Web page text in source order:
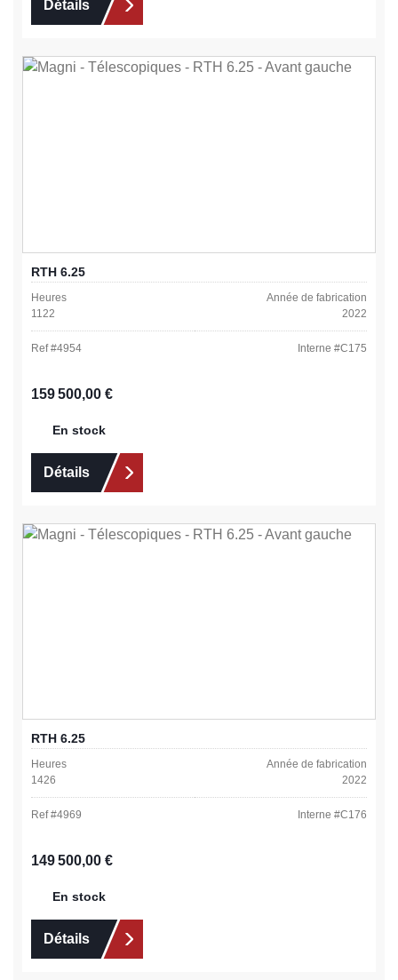
Détails
RTH 6.25
Heures
1122
Année de fabrication
2022
Ref #4954 Interne #C175
Prix régulier :
159 500,00 €
En stock
Détails
RTH 6.25
Heures
1426
Année de fabrication
2022
Ref #4969 Interne #C176
Prix régulier :
149 500,00 €
En stock
Détails